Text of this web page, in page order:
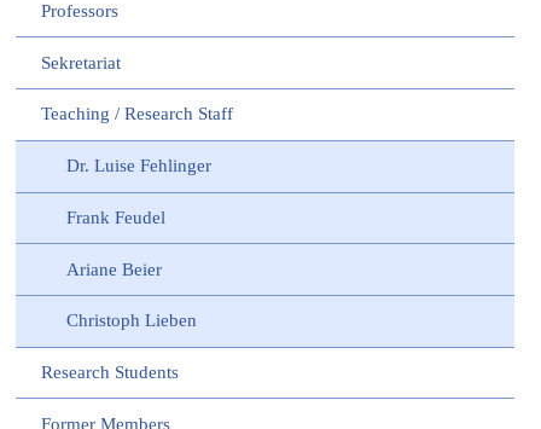
Professors
Sekretariat
Teaching / Research Staff
Dr. Luise Fehlinger
Frank Feudel
Ariane Beier
Christoph Lieben
Research Students
Former Members